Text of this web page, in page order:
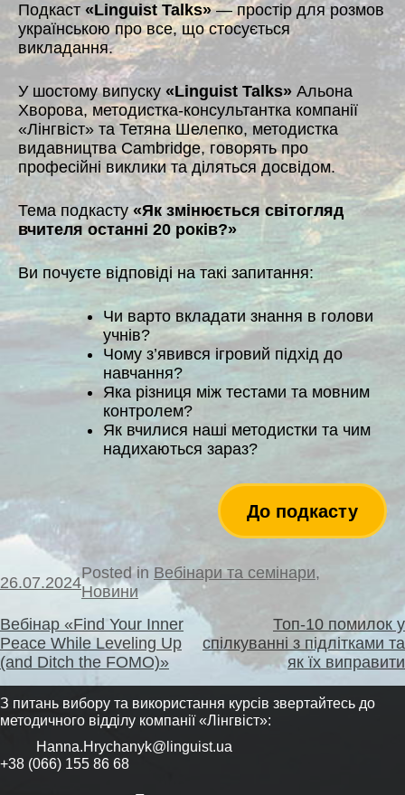
Подкаст «Linguist Talks»— простір для розмов
українською про все, що стосується
викладання.
У шостому випуску «Linguist Talks» Альона
Хворова, методистка-консультантка компанії
«Лінгвіст» та Тетяна Шелепко, методистка
видавництва Cambridge, говорять про
професійні виклики та діляться досвідом.
Тема подкасту«Як змінюється світогляд
вчителя останні 20 років?»
Ви почуєте відповіді на такі запитання:
Чи варто вкладати знання в голови
учнів?
Чому з’явився ігровий підхід до
навчання?
Яка різниця між тестами та мовним
контролем?
Як вчилися наші методистки та чим
надихаються зараз?
До подкасту
26.07.2024
Posted in Вебінари та семінари,
Новини
Навігація
записів
Вебінар «Find Your Inner
Peace While Leveling Up
(and Ditch the FOMO)»
Топ-10 помилок у
спілкуванні з підлітками та
як їх виправити
З питань вибору та використання курсів звертайтесь до
методичного відділу компанії «Лінгвіст»:
Hanna.Hrychanyk@linguist.ua
+38 (066) 155 86 68